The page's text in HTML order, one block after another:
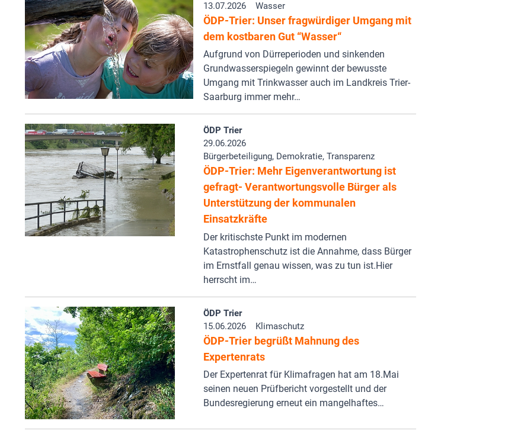
13.07.2026
Wasser
ÖDP-Trier: Unser fragwürdiger Umgang mit
dem kostbaren Gut “Wasser“
Aufgrund von Dürreperioden und sinkenden
Grundwasserspiegeln gewinnt der bewusste
Umgang mit Trinkwasser auch im Landkreis Trier-
Saarburg immer mehr…
ÖDP Trier
29.06.2026
Bürgerbeteiligung, Demokratie, Transparenz
ÖDP-Trier: Mehr Eigenverantwortung ist
gefragt- Verantwortungsvolle Bürger als
Unterstützung der kommunalen
Einsatzkräfte
Der kritischste Punkt im modernen
Katastrophenschutz ist die Annahme, dass Bürger
im Ernstfall genau wissen, was zu tun ist.Hier
herrscht im…
ÖDP Trier
15.06.2026
Klimaschutz
ÖDP-Trier begrüßt Mahnung des
Expertenrats
Der Expertenrat für Klimafragen hat am 18.Mai
seinen neuen Prüfbericht vorgestellt und der
Bundesregierung erneut ein mangelhaftes…